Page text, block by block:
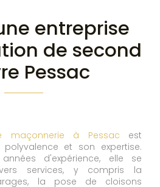
entreprise
de second
Pessac
maçonnerie à Pessac est
et son expertise.
d'expérience, elle se
services, y compris la
la pose de cloisons